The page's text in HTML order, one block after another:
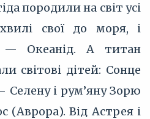
породили на світ усі
свої до моря, і
— Океанід. А титан
світові дітей: Сонце
Селену і рум’яну Зорю
(Аврора). Від Астрея і